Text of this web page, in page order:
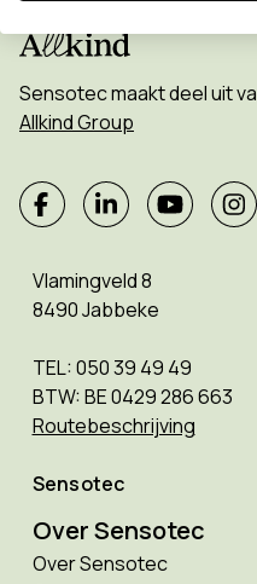
Sensotec maakt deel uit
Allkind Group
Vlamingveld 8
8490 Jabbeke
TEL: 050 39 49 49
BTW: BE 0429 286 663
Routebeschrijving
Sensotec
Over Sensotec
Over Sensotec